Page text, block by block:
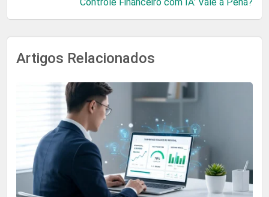
Artigos Relacionados